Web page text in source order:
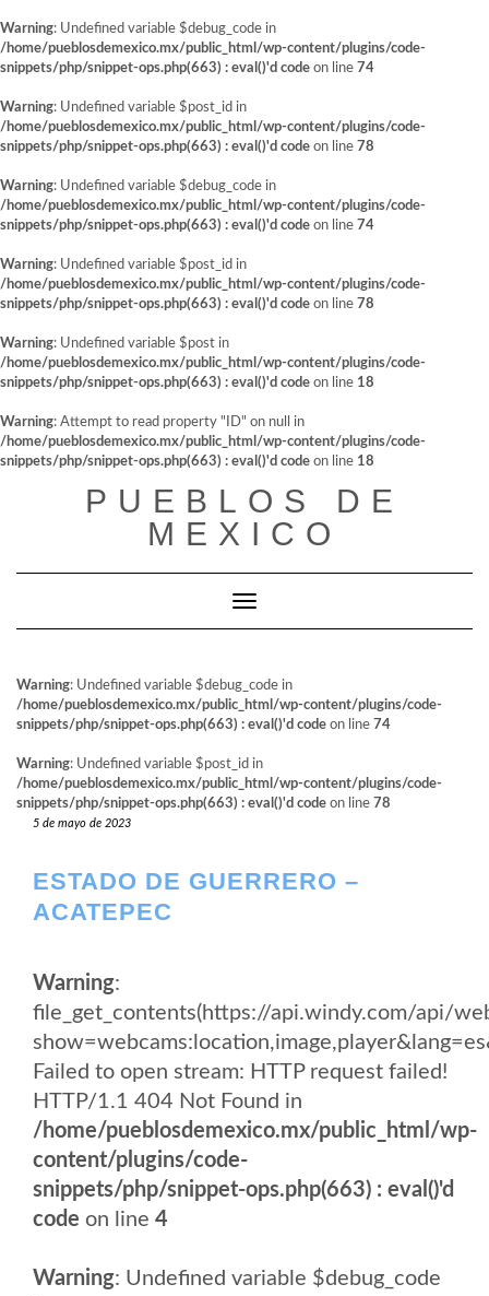
Warning: Undefined variable $debug_code in
/home/pueblosdemexico.mx/public_html/wp-content/plugins/code-
snippets/php/snippet-ops.php(663) : eval()'d code on line 74
Warning: Undefined variable $post_id in
/home/pueblosdemexico.mx/public_html/wp-content/plugins/code-
snippets/php/snippet-ops.php(663) : eval()'d code on line 78
Warning: Undefined variable $debug_code in
/home/pueblosdemexico.mx/public_html/wp-content/plugins/code-
snippets/php/snippet-ops.php(663) : eval()'d code on line 74
Warning: Undefined variable $post_id in
/home/pueblosdemexico.mx/public_html/wp-content/plugins/code-
snippets/php/snippet-ops.php(663) : eval()'d code on line 78
Warning: Undefined variable $post in
/home/pueblosdemexico.mx/public_html/wp-content/plugins/code-
snippets/php/snippet-ops.php(663) : eval()'d code on line 18
Warning: Attempt to read property "ID" on null in
/home/pueblosdemexico.mx/public_html/wp-content/plugins/code-
snippets/php/snippet-ops.php(663) : eval()'d code on line 18
PUEBLOS DE
MEXICO
Cambiar modo de navegación
Warning: Undefined variable $debug_code in
/home/pueblosdemexico.mx/public_html/wp-content/plugins/code-
snippets/php/snippet-ops.php(663) : eval()'d code on line 74
Warning: Undefined variable $post_id in
/home/pueblosdemexico.mx/public_html/wp-content/plugins/code-
snippets/php/snippet-ops.php(663) : eval()'d code on line 78
5 de mayo de 2023
ESTADO DE GUERRERO –
ACATEPEC
Warning:
file_get_contents(https://api.windy.com/api/
Failed to open stream: HTTP request failed!
HTTP/1.1 404 Not Found in
/home/pueblosdemexico.mx/public_html/wp-
content/plugins/code-
snippets/php/snippet-ops.php(663) : eval()'d
code on line 4
Warning: Undefined variable $debug_code